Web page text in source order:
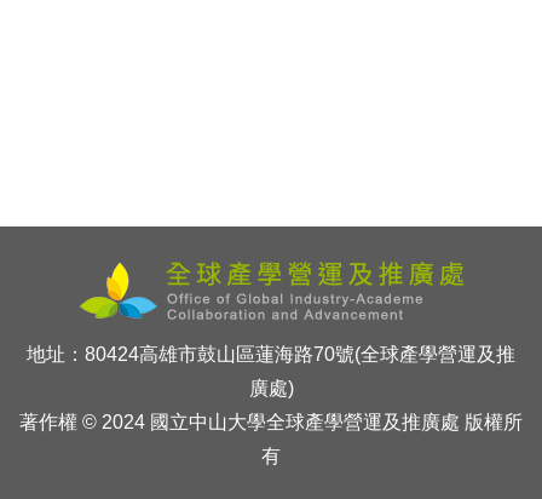
地址：80424高雄市鼓山區蓮海路70號(全球產學營運及推
廣處)
著作權 © 2024 國立中山大學全球產學營運及推廣處 版權所
有